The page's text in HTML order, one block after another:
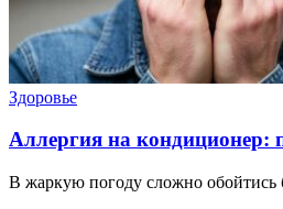
Здоровье
Аллергия на кондиционер:
В жаркую погоду сложно обойтись